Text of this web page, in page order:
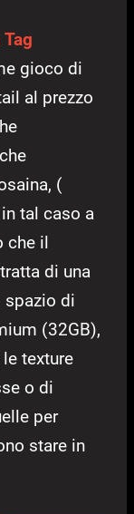
gioco di
al prezzo
(
tal caso a
che il
di una
spazio di
(32GB),
texture
o di
per
stare in